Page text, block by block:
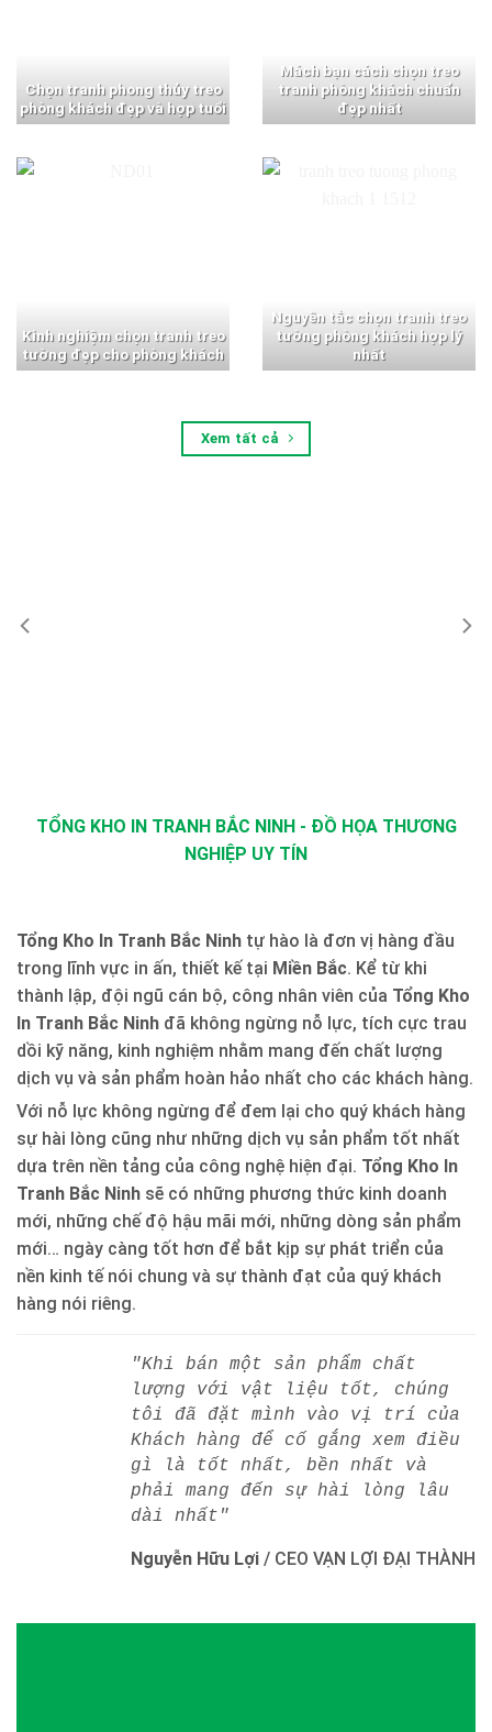
Chọn tranh phong thủy treo
phòng khách đẹp và hợp tuổi
Mách bạn cách chọn treo
tranh phòng khách chuẩn
đẹp nhất
Kinh nghiệm chọn tranh treo
tường đẹp cho phòng khách
Nguyên tắc chọn tranh treo
tường phòng khách hợp lý
nhất
Xem tất cả
TỔNG KHO IN TRANH BẮC NINH - ĐỒ HỌA THƯƠNG
NGHIỆP UY TÍN
Tổng Kho In Tranh Bắc Ninh tự hào là đơn vị hàng đầu
trong lĩnh vực in ấn, thiết kế tại Miền Bắc. Kể từ khi
thành lập, đội ngũ cán bộ, công nhân viên của Tổng Kho
In Tranh Bắc Ninh đã không ngừng nỗ lực, tích cực trau
dồi kỹ năng, kinh nghiệm nhằm mang đến chất lượng
dịch vụ và sản phẩm hoàn hảo nhất cho các khách hàng.
Với nỗ lực không ngừng để đem lại cho quý khách hàng
sự hài lòng cũng như những dịch vụ sản phẩm tốt nhất
dựa trên nền tảng của công nghệ hiện đại. Tổng Kho In
Tranh Bắc Ninh sẽ có những phương thức kinh doanh
mới, những chế độ hậu mãi mới, những dòng sản phẩm
mới… ngày càng tốt hơn để bắt kịp sự phát triển của
nền kinh tế nói chung và sự thành đạt của quý khách
hàng nói riêng.
"Khi bán một sản phẩm chất
lượng với vật liệu tốt, chúng
tôi đã đặt mình vào vị trí của
Khách hàng để cố gắng xem điều
gì là tốt nhất, bền nhất và
phải mang đến sự hài lòng lâu
dài nhất"
Nguyễn Hữu Lợi / CEO VẠN LỢI ĐẠI THÀNH